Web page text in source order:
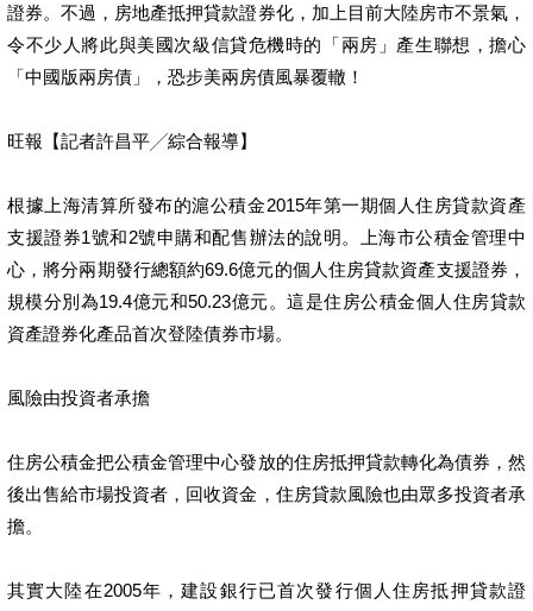
證券。不過，房地產抵押貸款證券化，加上目前大陸房市不景氣，
令不少人將此與美國次級信貸危機時的「兩房」產生聯想，擔心
「中國版兩房債」，恐步美兩房債風暴覆轍！
旺報【記者許昌平╱綜合報導】
根據上海清算所發布的滬公積金2015年第一期個人住房貸款資產
支援證券1號和2號申購和配售辦法的說明。上海市公積金管理中
心，將分兩期發行總額約69.6億元的個人住房貸款資產支援證券，
規模分別為19.4億元和50.23億元。這是住房公積金個人住房貸款
資產證券化產品首次登陸債券市場。
風險由投資者承擔
住房公積金把公積金管理中心發放的住房抵押貸款轉化為債券，然
後出售給市場投資者，回收資金，住房貸款風險也由眾多投資者承
擔。
其實大陸在2005年，建設銀行已首次發行個人住房抵押貸款證